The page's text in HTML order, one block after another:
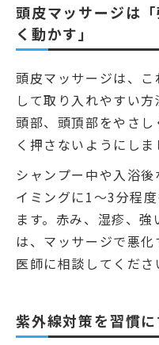
頭皮マッサージは
く動かす」
頭皮マッサージは、
して取り入れやすい
頭部、頭頂部をやさ
く押さないようにしま
シャンプー中や入浴
イミングに1〜3分程
ます。赤み、湿疹、
は、マッサージで悪化
医師に相談してくださ
紫外線対策を習慣に